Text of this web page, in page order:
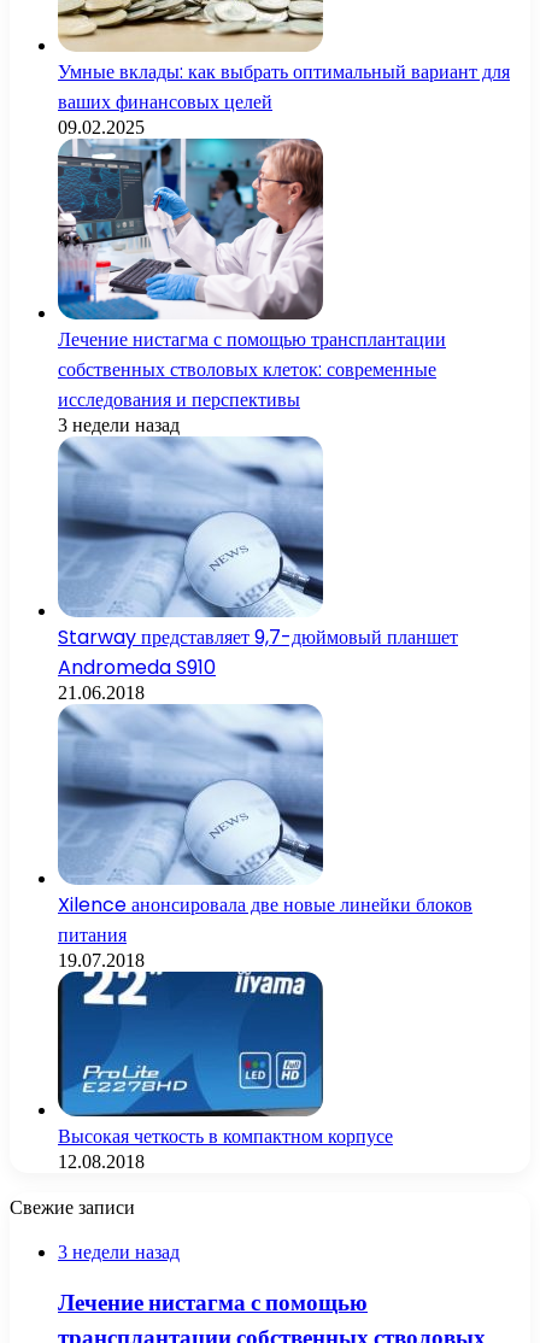
Умные вклады: как выбрать оптимальный вариант для
ваших финансовых целей
09.02.2025
Лечение нистагма с помощью трансплантации
собственных стволовых клеток: современные
исследования и перспективы
3 недели назад
Starway представляет 9,7-дюймовый планшет
Andromeda S910
21.06.2018
Xilence анонсировала две новые линейки блоков
питания
19.07.2018
Высокая четкость в компактном корпусе
12.08.2018
Свежие записи
3 недели назад
Лечение нистагма с помощью